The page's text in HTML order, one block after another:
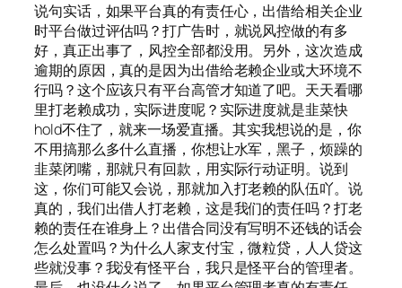
说句实话，如果平台真的有责任心，出借给相关企业
时平台做过评估吗？打广告时，就说风控做的有多
好，真正出事了，风控全部都没用。另外，这次造成
逾期的原因，真的是因为出借给老赖企业或大环境不
行吗？这个应该只有平台高管才知道了吧。天天看哪
里打老赖成功，实际进度呢？实际进度就是韭菜快
hold不住了，就来一场爱直播。其实我想说的是，你
不用搞那么多什么直播，你想让水军，黑子，烦躁的
韭菜闭嘴，那就只有回款，用实际行动证明。说到
这，你们可能又会说，那就加入打老赖的队伍吖。说
真的，我们出借人打老赖，这是我们的责任吗？打老
赖的责任在谁身上？出借合同没有写明不还钱的话会
怎么处置吗？为什么人家支付宝，微粒贷，人人贷这
些就没事？我没有怪平台，我只是怪平台的管理者。